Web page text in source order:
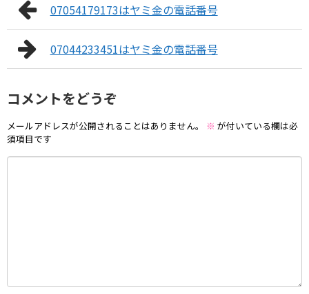
07054179173はヤミ金の電話番号
07044233451はヤミ金の電話番号
コメントをどうぞ
メールアドレスが公開されることはありません。 ※ が付いている欄は必
須項目です